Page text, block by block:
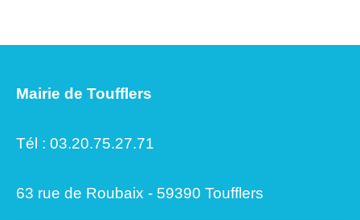
Mairie de Toufflers
Tél : 03.20.75.27.71
63 rue de Roubaix - 59390 Toufflers